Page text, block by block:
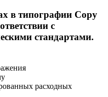
в типографии Copy
с
стандартами.
расходных